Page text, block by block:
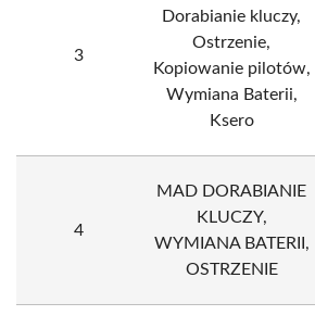
3
Dorabianie kluczy,
Ostrzenie,
Kopiowanie pilotów,
Wymiana Baterii,
Ksero
4
MAD DORABIANIE
KLUCZY,
WYMIANA BATERII,
OSTRZENIE